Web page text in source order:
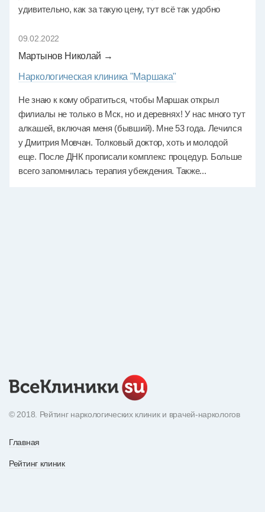
удивительно, как за такую цену, тут всё так удобно
09.02.2022
Мартынов Николай →
Наркологическая клиника "Маршака"
Не знаю к кому обратиться, чтобы Маршак открыл
филиалы не только в Мск, но и деревнях! У нас много тут
алкашей, включая меня (бывший). Мне 53 года. Лечился
у Дмитрия Мовчан. Толковый доктор, хоть и молодой
еще. После ДНК прописали комплекс процедур. Больше
всего запомнилась терапия убеждения. Также...
© 2018. Рейтинг наркологических клиник и врачей-наркологов
Главная
Рейтинг клиник